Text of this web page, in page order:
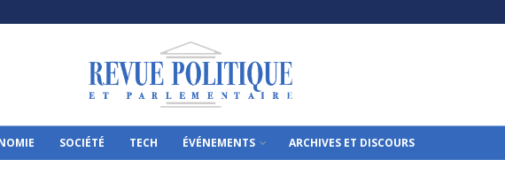
SOCIÉTÉ TECH ÉVÉNEMENTS ARCHIVES ET DISCOURS